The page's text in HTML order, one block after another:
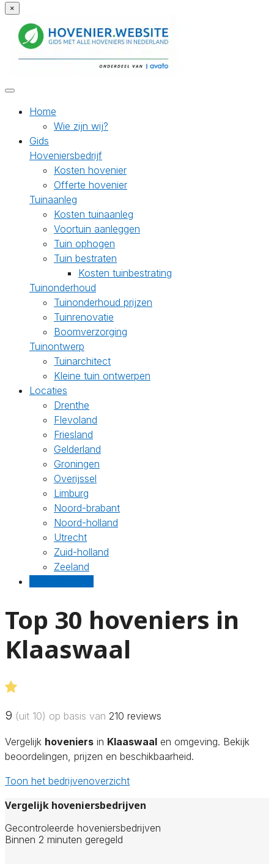
×
Home
Wie zijn wij?
Gids
Hoveniersbedrijf
Kosten hovenier
Offerte hovenier
Tuinaanleg
Kosten tuinaanleg
Voortuin aanleggen
Tuin ophogen
Tuin bestraten
Kosten tuinbestrating
Tuinonderhoud
Tuinonderhoud prijzen
Tuinrenovatie
Boomverzorging
Tuinontwerp
Tuinarchitect
Kleine tuin ontwerpen
Locaties
Drenthe
Flevoland
Friesland
Gelderland
Groningen
Overijssel
Limburg
Noord-brabant
Noord-holland
Utrecht
Zuid-holland
Zeeland
Top 30 hoveniers in
Klaaswaal
9 (uit 10) op basis van 210 reviews
Vergelijk hoveniers in Klaaswaal en omgeving. Bekijk
beoordelingen, prijzen en beschikbaarheid.
Toon het bedrijvenoverzicht
Vergelijk hoveniersbedrijven
Gecontroleerde hoveniersbedrijven
Binnen 2 minuten geregeld